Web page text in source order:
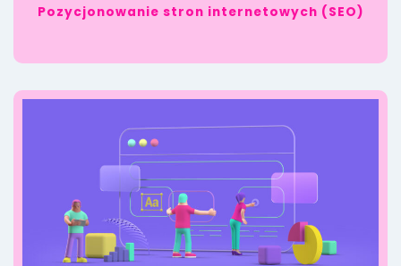
Pozycjonowanie stron internetowych (SEO)